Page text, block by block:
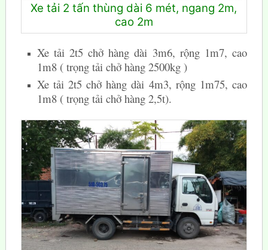
Xe tải 2 tấn thùng dài 6 mét, ngang 2m,
cao 2m
Xe tải 2t5 chở hàng dài 3m6, rộng 1m7, cao
1m8 ( trọng tải chở hàng 2500kg )
Xe tải 2t5 chở hàng dài 4m3, rộng 1m75, cao
1m8 ( trọng tải chở hàng 2,5t).